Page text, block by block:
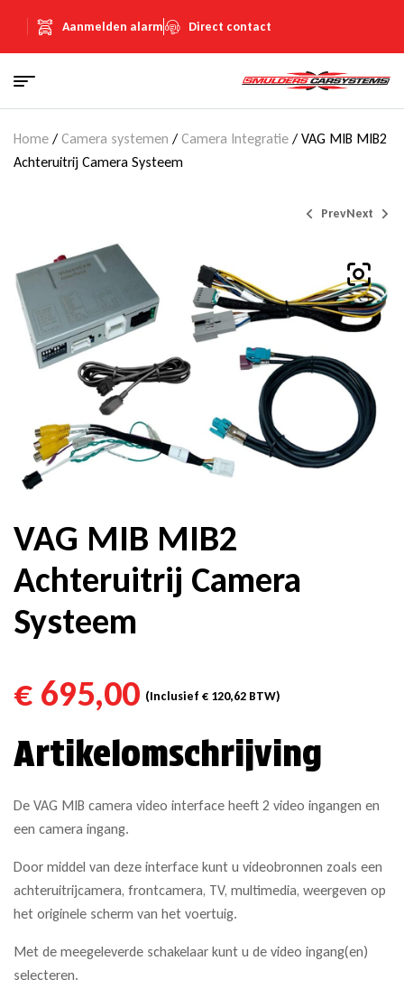
Aanmelden alarm Direct contact
Home / Camera systemen / Camera Integratie / VAG MIB MIB2
Achteruitrij Camera Systeem
Prev
€695,00
(Inclusief€120,62
BTW)
Next
€695,00
(Inclusief€120,62
BTW)
VAG MIB MIB2
Achteruitrij Camera
Systeem
€ 695,00 (Inclusief € 120,62 BTW)
Artikelomschrijving
De VAG MIB camera video interface heeft 2 video ingangen en
een camera ingang.
Door middel van deze interface kunt u videobronnen zoals een
achteruitrijcamera, frontcamera, TV, multimedia, weergeven op
het originele scherm van het voertuig.
Met de meegeleverde schakelaar kunt u de video ingang(en)
selecteren.